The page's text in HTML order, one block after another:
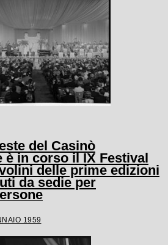
del Casinò
è in corso il IX Festival
delle prime edizioni
da sedie per
1959